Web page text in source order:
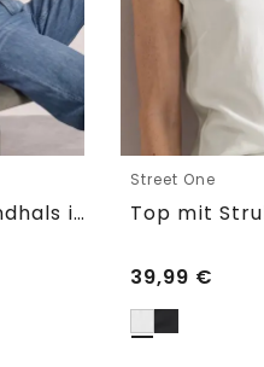
Basic Top mit Rundhals in Unifarbe
Street One
39,99 €